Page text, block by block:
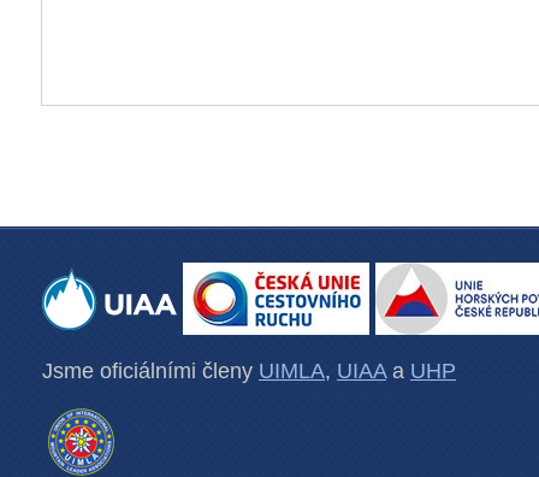
Jsme oficiálními členy UIMLA, UIAAa UHP